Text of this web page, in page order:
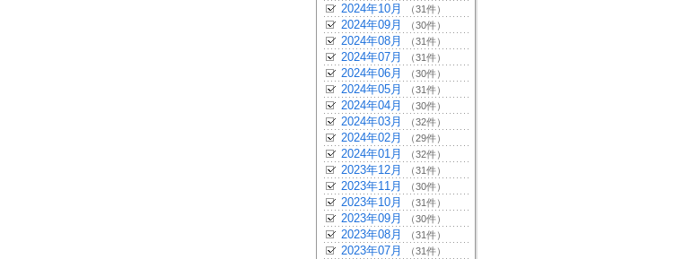
2024年10月 （31件）
2024年09月 （30件）
2024年08月 （31件）
2024年07月 （31件）
2024年06月 （30件）
2024年05月 （31件）
2024年04月 （30件）
2024年03月 （32件）
2024年02月 （29件）
2024年01月 （32件）
2023年12月 （31件）
2023年11月 （30件）
2023年10月 （31件）
2023年09月 （30件）
2023年08月 （31件）
2023年07月 （31件）